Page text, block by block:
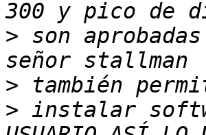
> son
>
> instalar